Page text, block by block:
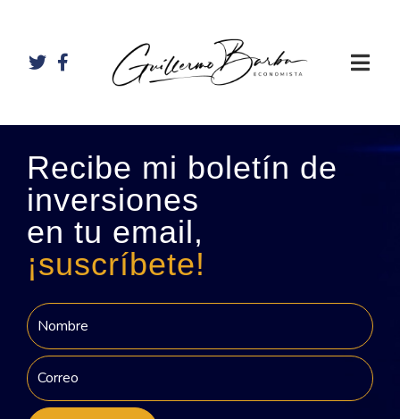
Recibe mi boletín de
inversiones
en tu email,
¡suscríbete!